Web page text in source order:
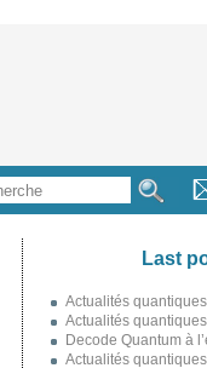
Last
Actualités
Actualités
Decode Quantum à
Actualités